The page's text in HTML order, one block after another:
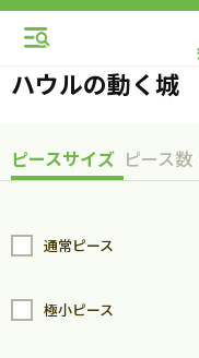
ハウルの動く城
ピースサイズ ピース数
通常ピース
極小ピース